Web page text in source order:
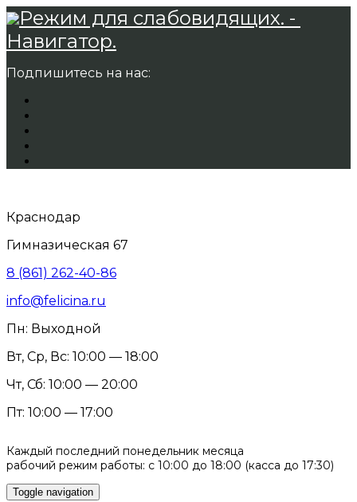
Режим для слабовидящих. -
Навигатор.
Подпишитесь на нас:
Краснодар
Гимназическая 67
8 (861) 262-40-86
info@felicina.ru
Пн: Выходной
Вт, Ср, Вс: 10:00 — 18:00
Чт, Сб: 10:00 — 20:00
Пт: 10:00 — 17:00
Каждый последний понедельник месяца
рабочий режим работы: с 10:00 до 18:00 (касса до 17:30)
Toggle navigation